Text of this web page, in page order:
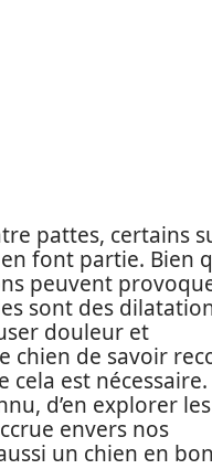
pattes, certains
font partie. Bien
peuvent
sont des
douleur et
chien de savoir
cela est nécessaire.
d’en explorer
envers nos
un chien en